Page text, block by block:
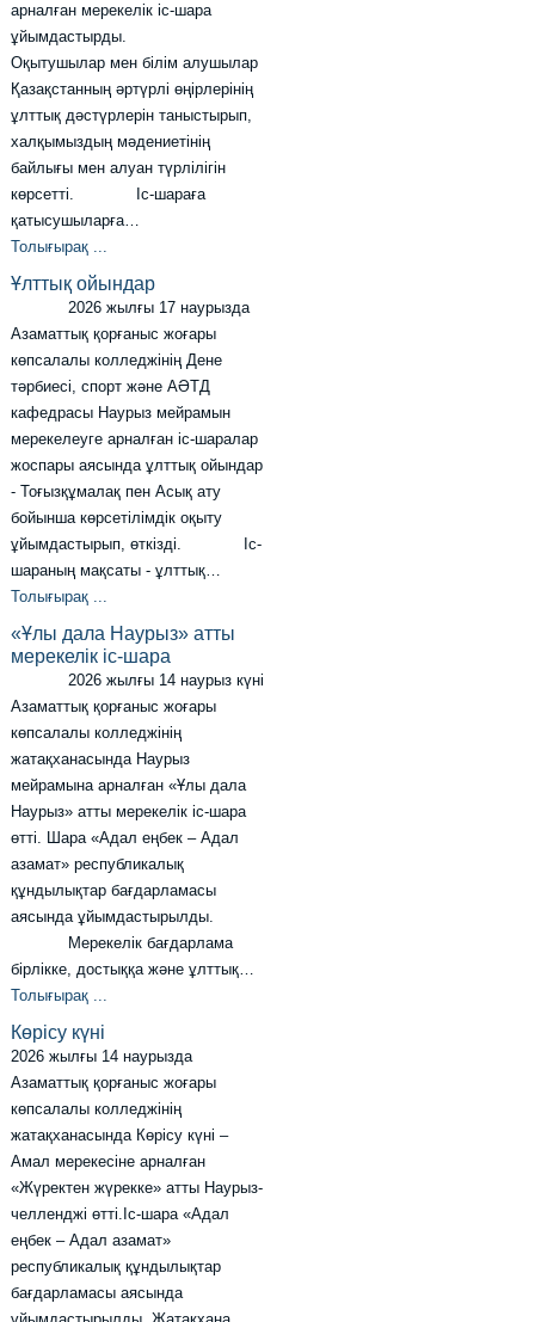
арналған мерекелік іс-шара
ұйымдастырды.
Оқытушылар мен білім алушылар
Қазақстанның әртүрлі өңірлерінің
ұлттық дәстүрлерін таныстырып,
халқымыздың мәдениетінің
байлығы мен алуан түрлілігін
көрсетті. Іс-шараға
қатысушыларға…
Толығырақ ...
Ұлттық ойындар
2026 жылғы 17 наурызда
Азаматтық қорғаныс жоғары
көпсалалы колледжінің Дене
тәрбиесі, спорт және АӘТД
кафедрасы Наурыз мейрамын
мерекелеуге арналған іс-шаралар
жоспары аясында ұлттық ойындар
- Тоғызқұмалақ пен Асық ату
бойынша көрсетілімдік оқыту
ұйымдастырып, өткізді. Іс-
шараның мақсаты - ұлттық…
Толығырақ ...
«Ұлы дала Наурыз» атты
мерекелік іс-шара
2026 жылғы 14 наурыз күні
Азаматтық қорғаныс жоғары
көпсалалы колледжінің
жатақханасында Наурыз
мейрамына арналған «Ұлы дала
Наурыз» атты мерекелік іс-шара
өтті. Шара «Адал еңбек – Адал
азамат» республикалық
құндылықтар бағдарламасы
аясында ұйымдастырылды.
Мерекелік бағдарлама
бірлікке, достыққа және ұлттық…
Толығырақ ...
Көрісу күні
2026 жылғы 14 наурызда
Азаматтық қорғаныс жоғары
көпсалалы колледжінің
жатақханасында Көрісу күні –
Амал мерекесіне арналған
«Жүректен жүрекке» атты Наурыз-
челленджі өтті.Іс-шара «Адал
еңбек – Адал азамат»
республикалық құндылықтар
бағдарламасы аясында